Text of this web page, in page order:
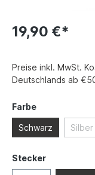
19,90 €*
Preise inkl. MwSt.
Deutschlands ab
Farbe
Schwarz Silber
Stecker